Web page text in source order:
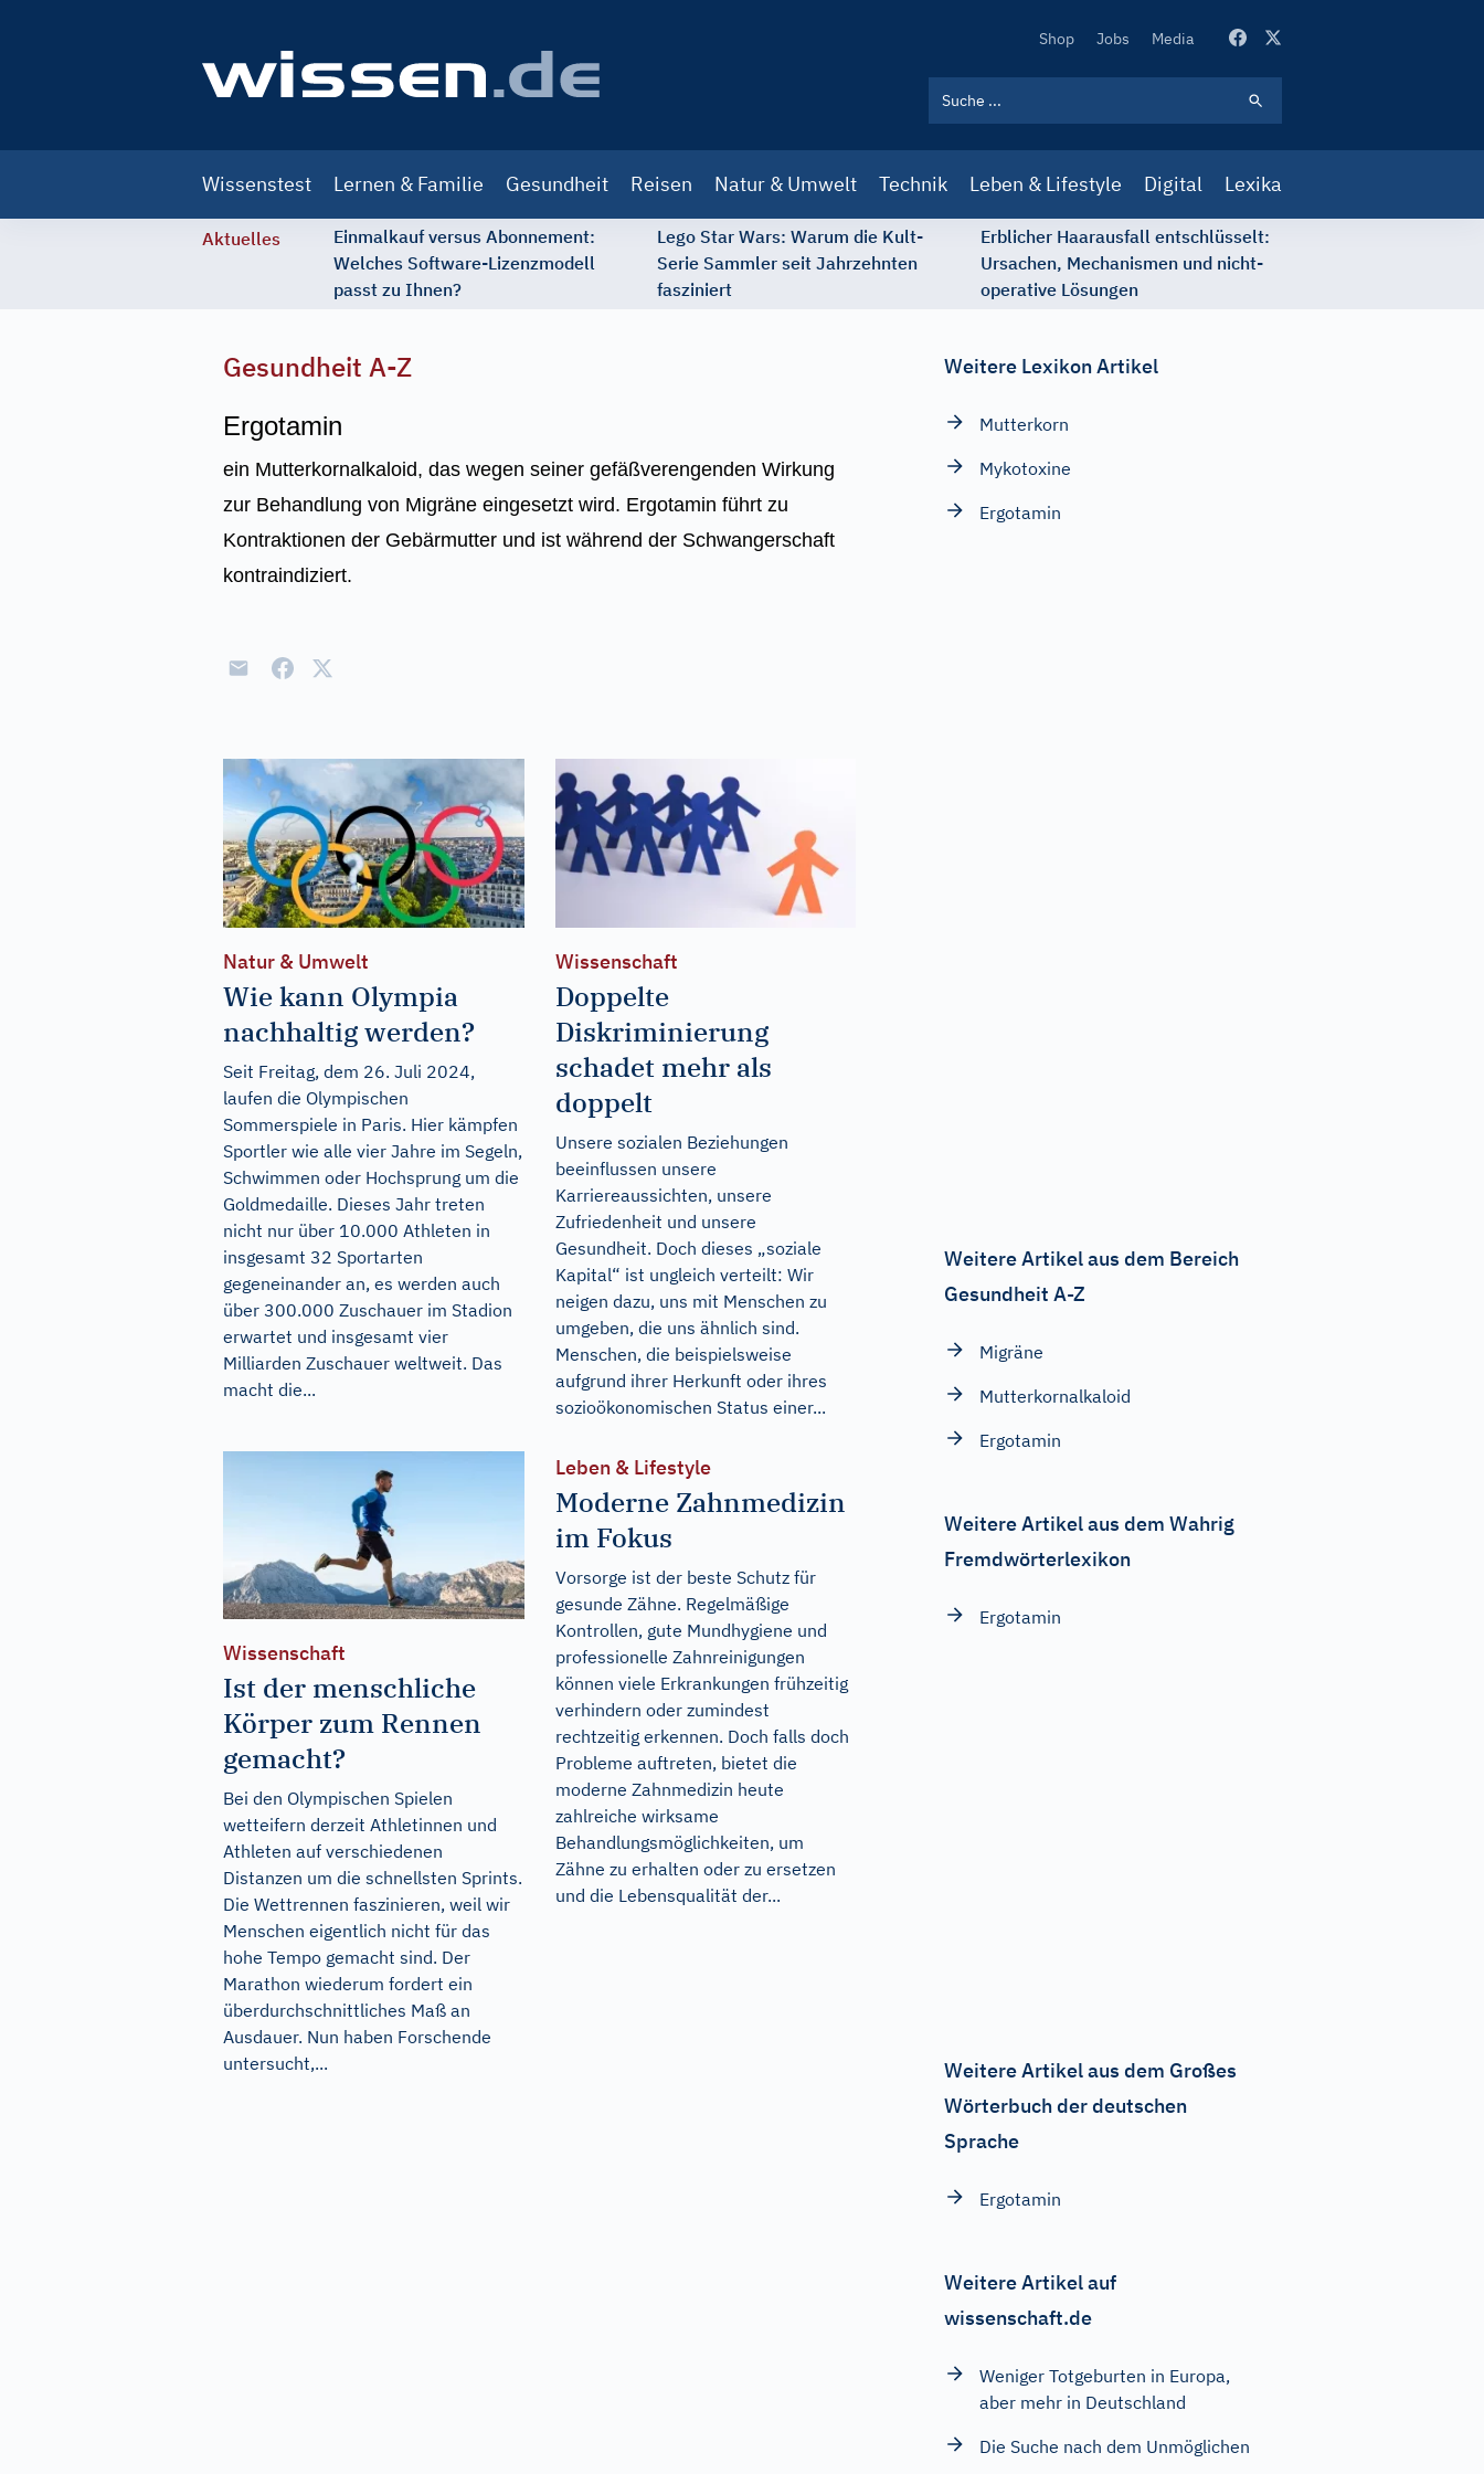
Secondary
Shop Jobs Media
navigation
Wissenstest Lernen & Familie Gesundheit Reisen Natur & Umwelt Technik Leben & Lifestyle Digital Lexika
Aktuelles
Einmalkauf versus Abonnement:
Welches Software-Lizenzmodell
passt zu Ihnen?
Lego Star Wars: Warum die Kult-
Serie Sammler seit Jahrzehnten
fasziniert
Erblicher Haarausfall entschlüsselt:
Ursachen, Mechanismen und nicht-
operative Lösungen
Gesundheit A-Z
Ergotamin
ein Mutterkornalkaloid, das wegen seiner gefäßverengenden Wirkung
zur Behandlung von Migräne eingesetzt wird. Ergotamin führt zu
Kontraktionen der Gebärmutter und ist während der Schwangerschaft
kontraindiziert.
Natur & Umwelt
Wie kann Olympia
nachhaltig werden?
Seit Freitag, dem 26. Juli 2024,
laufen die Olympischen
Sommerspiele in Paris. Hier kämpfen
Sportler wie alle vier Jahre im Segeln,
Schwimmen oder Hochsprung um die
Goldmedaille. Dieses Jahr treten
nicht nur über 10.000 Athleten in
insgesamt 32 Sportarten
gegeneinander an, es werden auch
über 300.000 Zuschauer im Stadion
erwartet und insgesamt vier
Milliarden Zuschauer weltweit. Das
macht die...
Wissenschaft
Doppelte
Diskriminierung
schadet mehr als
doppelt
Unsere sozialen Beziehungen
beeinflussen unsere
Karriereaussichten, unsere
Zufriedenheit und unsere
Gesundheit. Doch dieses „soziale
Kapital“ ist ungleich verteilt: Wir
neigen dazu, uns mit Menschen zu
umgeben, die uns ähnlich sind.
Menschen, die beispielsweise
aufgrund ihrer Herkunft oder ihres
sozioökonomischen Status einer...
Wissenschaft
Ist der menschliche
Körper zum Rennen
gemacht?
Bei den Olympischen Spielen
wetteifern derzeit Athletinnen und
Athleten auf verschiedenen
Distanzen um die schnellsten Sprints.
Die Wettrennen faszinieren, weil wir
Menschen eigentlich nicht für das
hohe Tempo gemacht sind. Der
Marathon wiederum fordert ein
überdurchschnittliches Maß an
Ausdauer. Nun haben Forschende
untersucht,...
Leben & Lifestyle
Moderne Zahnmedizin
im Fokus
Vorsorge ist der beste Schutz für
gesunde Zähne. Regelmäßige
Kontrollen, gute Mundhygiene und
professionelle Zahnreinigungen
können viele Erkrankungen frühzeitig
verhindern oder zumindest
rechtzeitig erkennen. Doch falls doch
Probleme auftreten, bietet die
moderne Zahnmedizin heute
zahlreiche wirksame
Behandlungsmöglichkeiten, um
Zähne zu erhalten oder zu ersetzen
und die Lebensqualität der...
Weitere Lexikon Artikel
Mutterkorn
Mykotoxine
Ergotamin
Weitere Artikel aus dem Bereich
Gesundheit A-Z
Migräne
Mutterkornalkaloid
Ergotamin
Weitere Artikel aus dem Wahrig
Fremdwörterlexikon
Ergotamin
Weitere Artikel aus dem Großes
Wörterbuch der deutschen
Sprache
Ergotamin
Weitere Artikel auf
wissenschaft.de
Weniger Totgeburten in Europa,
aber mehr in Deutschland
Die Suche nach dem Unmöglichen